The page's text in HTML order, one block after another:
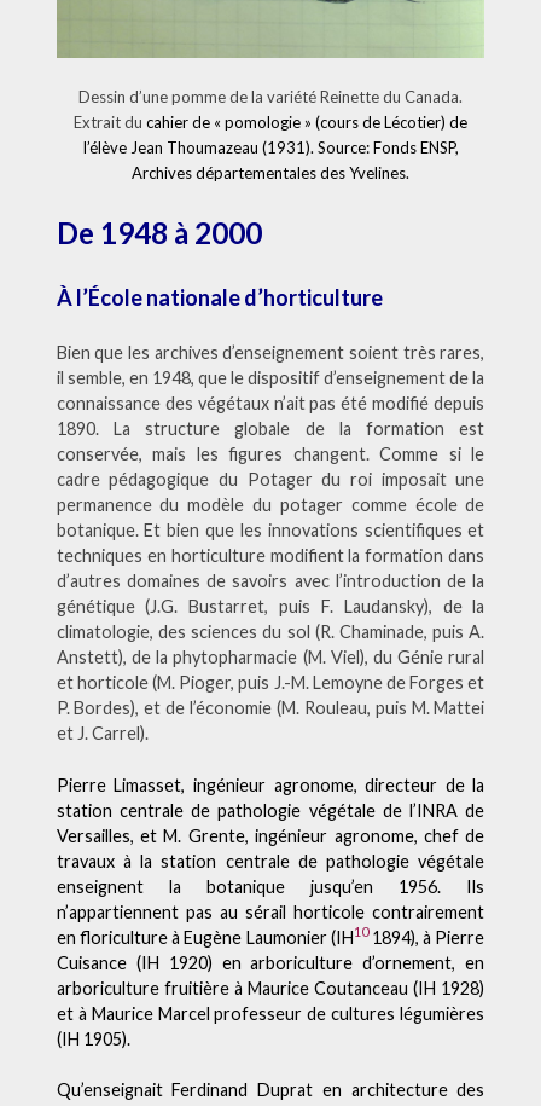
Dessin d’une pomme de la variété Reinette du Canada.
Extrait du cahier de « pomologie » (cours de Lécotier) de
l’élève Jean Thoumazeau (1931). Source: Fonds ENSP,
Archives départementales des Yvelines.
De 1948 à 2000
À l’École nationale d’horticulture
Bien que les archives d’enseignement soient très rares,
il semble, en 1948, que le dispositif d’enseignement de la
connaissance des végétaux n’ait pas été modifié depuis
1890. La structure globale de la formation est
conservée, mais les figures changent. Comme si le
cadre pédagogique du Potager du roi imposait une
permanence du modèle du potager comme école de
botanique. Et bien que les innovations scientifiques et
techniques en horticulture modifient la formation dans
d’autres domaines de savoirs avec l’introduction de la
génétique (J.G. Bustarret, puis F. Laudansky), de la
climatologie, des sciences du sol (R. Chaminade, puis A.
Anstett), de la phytopharmacie (M. Viel), du Génie rural
et horticole (M. Pioger, puis J.-M. Lemoyne de Forges et
P. Bordes), et de l’économie (M. Rouleau, puis M. Mattei
et J. Carrel).
Pierre Limasset, ingénieur agronome, directeur de la
station centrale de pathologie végétale de l’INRA de
Versailles, et M. Grente, ingénieur agronome, chef de
travaux à la station centrale de pathologie végétale
enseignent la botanique jusqu’en 1956. Ils
n’appartiennent pas au sérail horticole contrairement
en floriculture à Eugène Laumonier (IH101894), à Pierre
Cuisance (IH 1920) en arboriculture d’ornement, en
arboriculture fruitière à Maurice Coutanceau (IH 1928)
et à Maurice Marcel professeur de cultures légumières
(IH 1905).
Qu’enseignait Ferdinand Duprat en architecture des